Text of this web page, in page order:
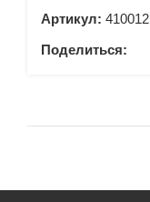
Артикул: 410012
Поделиться: